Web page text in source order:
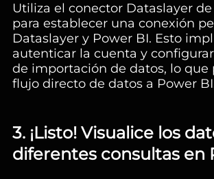
Utiliza el conector Dataslayer
para establecer una conexión
Dataslayer y Power BI. Esto
autenticar la cuenta y
de importación de datos, lo que
flujo directo de datos a Power
3. ¡Listo! Visualice los
diferentes consultas en